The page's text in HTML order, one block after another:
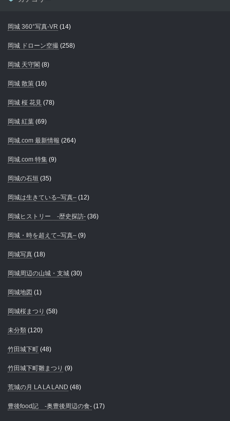
岡城 360°写真-VR (14)
岡城 ドローン空撮 (258)
岡城 天守閣 (8)
岡城 散策 (16)
岡城 桜 花見 (78)
岡城 紅葉 (69)
岡城.com 最新情報 (264)
岡城.com 特集 (9)
岡城の石垣 (35)
岡城は生きている–写真– (12)
岡城ヒストリー -歴史探訪- (36)
岡城・時を超えて–写真– (9)
岡城写真 (18)
岡城周辺の山城・支城 (30)
岡城地図 (1)
岡城桜まつり (58)
未分類 (120)
竹田城下町 (48)
竹田城下町雛まつり (9)
荒城の月 LA LA LAND (48)
豊後food記 -奥豊後周辺の食- (17)